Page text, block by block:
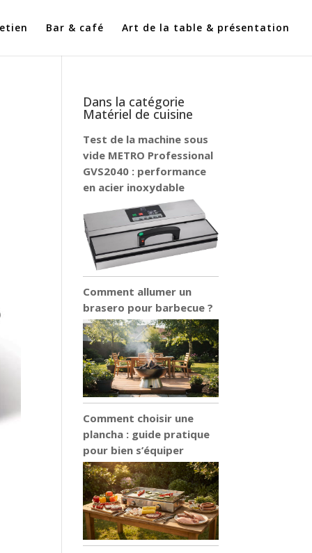
Bar & café Art de la table & présentation
Dans la catégorie
Matériel de cuisine
Test de la machine sous
vide METRO Professional
GVS2040 : performance
en acier inoxydable
Comment allumer un
brasero pour barbecue ?
Comment choisir une
plancha : guide pratique
pour bien s’équiper